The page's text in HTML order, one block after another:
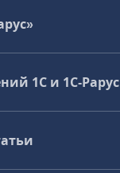
1С и 1С‑Рарус